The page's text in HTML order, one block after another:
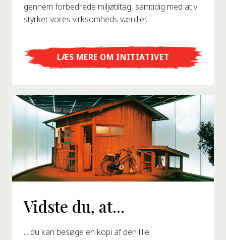
gennem forbedrede miljøtiltag, samtidig med at vi
styrker vores virksomheds værdier.
LÆS MERE OM INITIATIVET
Vidste du, at...
... du kan besøge en kopi af den lille